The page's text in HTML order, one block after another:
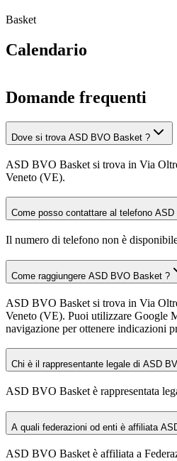
Basket
Calendario
Domande frequenti
Dove si trova ASD BVO Basket ?
ASD BVO Basket si trova in Via
Veneto (VE).
Come posso contattare al telefono
Il numero di telefono non è
Come raggiungere ASD BVO Basket ?
ASD BVO Basket si trova in Via
Veneto (VE). Puoi utilizzare Google
navigazione per ottenere indicazioni
Chi è il rappresentante legale di ASD
ASD BVO Basket è rappresentata
A quali federazioni od enti è affiliata
ASD BVO Basket è affiliata a